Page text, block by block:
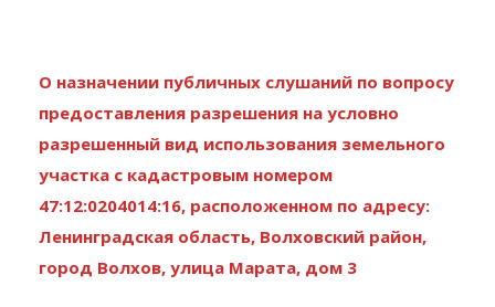
О назначении публичных слушаний по вопросу
предоставления разрешения на условно
разрешенный вид использования земельного
участка с кадастровым номером
47:12:0204014:16, расположенном по адресу:
Ленинградская область, Волховский район,
город Волхов, улица Марата, дом 3